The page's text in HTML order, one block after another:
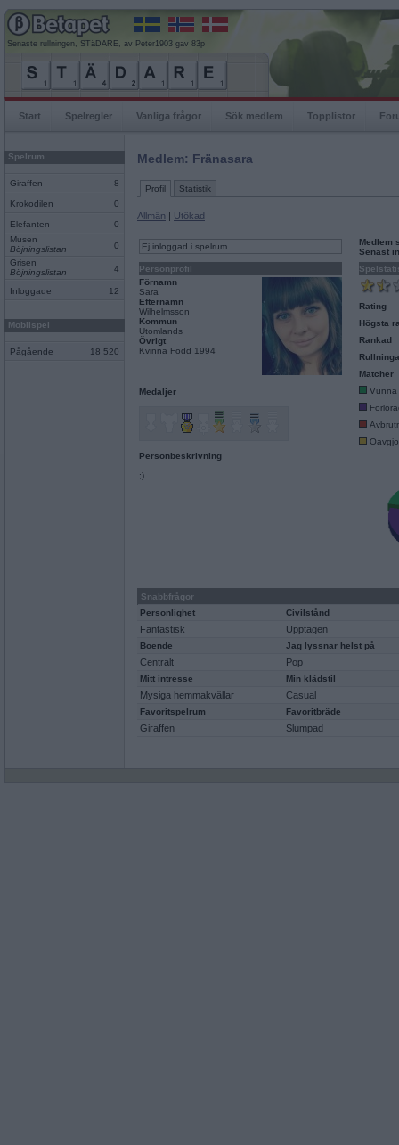
Senaste rullningen, STäDARE, av Peter1903 gav 83p
Start Spelregler Vanliga frågor Sök medlem Topplistor
Spelrum
Giraffen 8
Krokodilen 0
Elefanten
0
Musen
Böjningslistan
0
Grisen
Böjningslistan
4
Inloggade 12
Mobilspel
Pågående 18 520
Medlem: Fränasara
Profil Statistik
Allmän | Utökad
Ej inloggad i spelrum
Personprofil
Förnamn
Sara
Efternamn
Wilhelmsson
Kommun
Utomlands
Övrigt
Kvinna Född 1994
Medaljer
Personbeskrivning
;)
Medlem
Senast
Rating
Högsta
Rankad
Matcher
Vunna
Snabbfrågor
Personlighet
Civilstånd
Fantastisk Upptagen
Boende Jag lyssnar helst på
Centralt Pop
Mitt intresse Min klädstil
Mysiga hemmakvällar Casual
Favoritspelrum Favoritbräde
Giraffen Slumpad